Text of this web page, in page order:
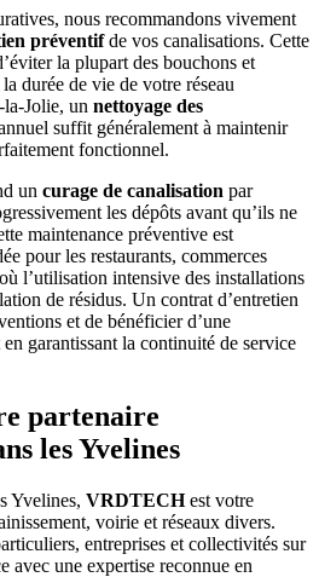
nous recommandons vivement
préventifde vos canalisations. Cette
la plupart des bouchons et
durée de vie de votre réseau
la-Jolie, un nettoyage des
suffit généralement à maintenir
fonctionnel.
un curage de canalisation par
les dépôts avant qu’ils ne
maintenance préventive est
pour les restaurants, commerces
l’utilisation intensive des installations
de résidus. Un contrat d’entretien
et de bénéficier d’une
garantissant la continuité de service
partenaire
les Yvelines
Yvelines, VRDTECHest votre
voirie et réseaux divers.
entreprises et collectivités sur
avec une expertise reconnue en